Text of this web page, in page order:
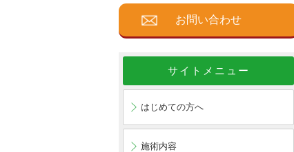
お問い合わせ
サイトメニュー
はじめての方へ
施術内容